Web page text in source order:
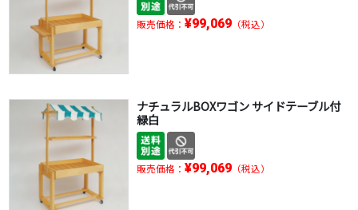
販売価格： ¥99,069（税込）
ナチュラルBOXワゴン サイドテーブル付
緑白
販売価格： ¥99,069（税込）